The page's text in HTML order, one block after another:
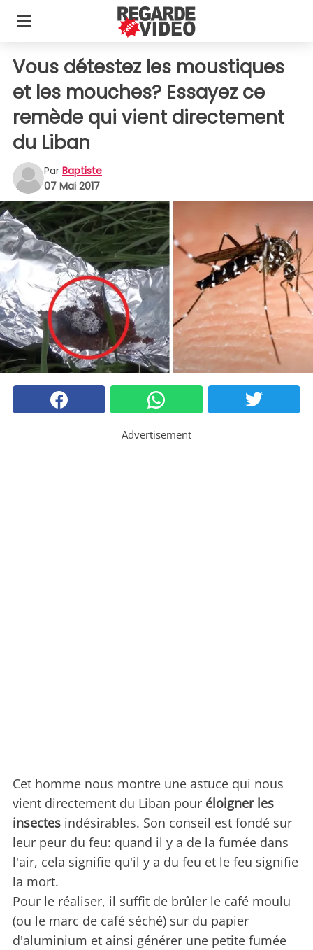
Vous détestez les moustiques
et les mouches? Essayez ce
remède qui vient directement
du Liban
Par Baptiste
07 Mai 2017
Advertisement
Cet homme nous montre une astuce qui nous
vient directement du Liban pour éloigner les
insectes indésirables. Son conseil est fondé sur
leur peur du feu: quand il y a de la fumée dans
l'air, cela signifie qu'il y a du feu et le feu signifie
la mort.
Pour le réaliser, il suffit de brûler le café moulu
(ou le marc de café séché) sur du papier
d'aluminium et ainsi générer une petite fumée